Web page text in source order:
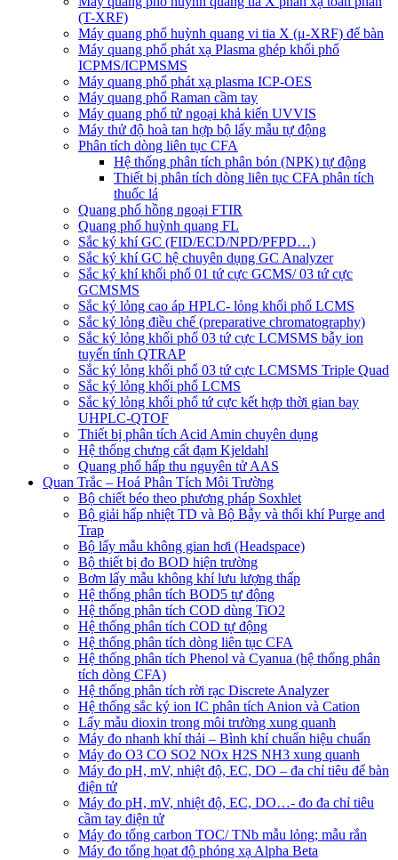
(T-XRF)
Máy quang phổ huỳnh quang vi tia X (μ-XRF) để bàn
Máy quang phổ phát xạ Plasma ghép khối phổ
ICPMS/ICPMSMS
Máy quang phổ phát xạ plasma ICP-OES
Máy quang phổ Raman cầm tay
Máy quang phổ tử ngoại khả kiến UVVIS
Máy thử độ hoà tan hợp bộ lấy mẫu tự động
Phân tích dòng liên tục CFA
Hệ thống phân tích phân bón (NPK) tự động
Thiết bị phân tích dòng liên tục CFA phân tích
thuốc lá
Quang phổ hồng ngoại FTIR
Quang phổ huỳnh quang FL
Sắc ký khí GC (FID/ECD/NPD/PFPD…)
Sắc ký khí GC hệ chuyên dụng GC Analyzer
Sắc ký khí khối phổ 01 tứ cực GCMS/ 03 tứ cực
GCMSMS
Sắc ký lỏng cao áp HPLC- lỏng khối phổ LCMS
Sắc ký lỏng điều chế (preparative chromatography)
Sắc ký lỏng khối phổ 03 tứ cực LCMSMS bẫy ion
tuyến tính QTRAP
Sắc ký lỏng khối phổ 03 tứ cực LCMSMS Triple Quad
Sắc ký lỏng khối phổ LCMS
Sắc ký lỏng khối phổ tứ cực kết hợp thời gian bay
UHPLC-QTOF
Thiết bị phân tích Acid Amin chuyên dụng
Hệ thống chưng cất đạm Kjeldahl
Quang phổ hấp thu nguyên tử AAS
Quan Trắc – Hoá Phân Tích Môi Trường
Bộ chiết béo theo phương pháp Soxhlet
Bộ giải hấp nhiệt TD và Bộ Bẫy và thổi khí Purge and
Trap
Bộ lấy mẫu không gian hơi (Headspace)
Bộ thiết bị đo BOD hiện trường
Bơm lấy mẫu không khí lưu lượng thấp
Hệ thống phân tích BOD5 tự động
Hệ thống phân tích COD dùng TiO2
Hệ thống phân tích COD tự động
Hệ thống phân tích dòng liên tục CFA
Hệ thống phân tích Phenol và Cyanua (hệ thống phân
tích dòng CFA)
Hệ thống phân tích rời rạc Discrete Analyzer
Hệ thống sắc ký ion IC phân tích Anion và Cation
Lấy mẫu dioxin trong môi trường xung quanh
Máy đo nhanh khí thải – Bình khí chuẩn hiệu chuẩn
Máy đo O3 CO SO2 NOx H2S NH3 xung quanh
Máy đo pH, mV, nhiệt độ, EC, DO – đa chỉ tiêu để bàn
điện tử
Máy đo pH, mV, nhiệt độ, EC, DO…- đo đa chỉ tiêu
cầm tay điện tử
Máy đo tổng carbon TOC/ TNb mẫu lỏng; mẫu rắn
Máy đo tổng họat độ phóng xạ Alpha Beta